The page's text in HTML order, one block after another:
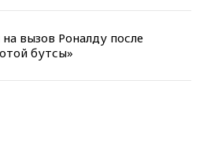
вызов Роналду после
бутсы»